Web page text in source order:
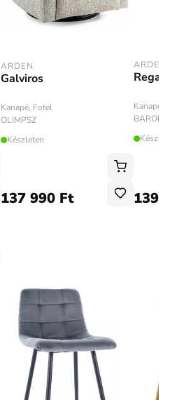
ARDEN
Galviros
Kanapé, Fotel
OLIMPSZ
Készleten
137 990 Ft
ARDEN
Kanapé,
139